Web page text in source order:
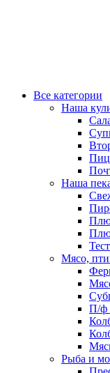
Все категории
Наша
Наша
Мясо,
П/ф
Рыба и